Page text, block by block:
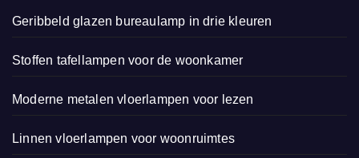
Geribbeld glazen bureaulamp in drie kleuren
Stoffen tafellampen voor de woonkamer
Moderne metalen vloerlampen voor lezen
Linnen vloerlampen voor woonruimtes